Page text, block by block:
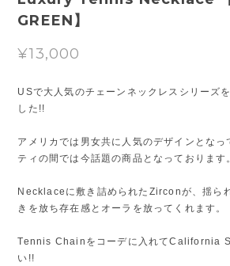
GREEN】
¥13,000
USで大人気のチェーンネックレスシリーズ
した!!
アメリカでは男女共に人気のデザインとなっ
ティの間では今話題の商品となっております
Necklaceに敷き詰められたZirconが、揺ら
きを放ち存在感とオーラを放ってくれます。
Tennis Chainをコーデに入れてCalifornia
い!!